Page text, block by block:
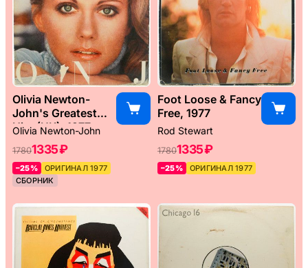
Olivia Newton-
John's Greatest
Hits (UK), 1977
Olivia Newton-John
17801335 ₽
–25%
ОРИГИНАЛ 1977
СБОРНИК
Foot Loose & Fancy
Free, 1977
Rod Stewart
17801335 ₽
–25% ОРИГИНАЛ 1977